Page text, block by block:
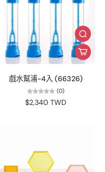
戲水幫浦-4入 (66326)
(0)
$2,340 TWD